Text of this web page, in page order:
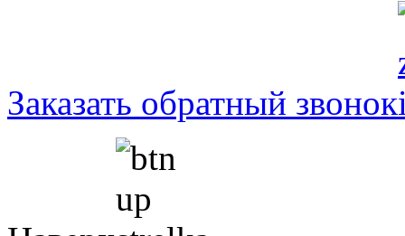
Заказать обратный звонок